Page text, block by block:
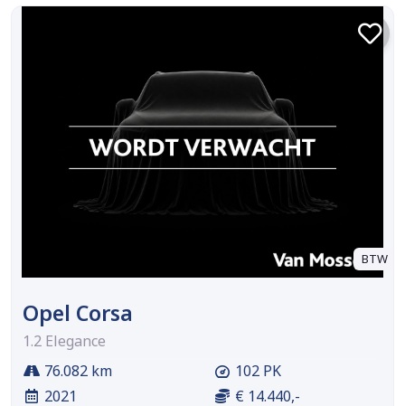
BTW
Opel Corsa
1.2 Elegance
76.082 km
2021
102 PK
€ 14.440,-